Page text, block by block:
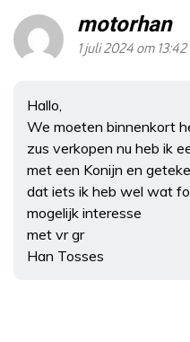
motorhan
1 juli 2024 om 13:42
Hallo,
We moeten binnenkort
zus verkopen nu heb ik
met een Konijn en
dat iets ik heb wel wat
mogelijk interesse
met vr gr
Han Tosses